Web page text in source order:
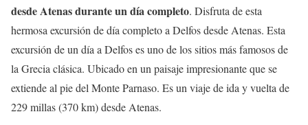
desde Atenas durante un día completo. Disfruta de esta
hermosa excursión de día completo a Delfos desde Atenas. Esta
excursión de un día a Delfos es uno de los sitios más famosos de
la Grecia clásica. Ubicado en un paisaje impresionante que se
extiende al pie del Monte Parnaso. Es un viaje de ida y vuelta de
229 millas (370 km) desde Atenas.